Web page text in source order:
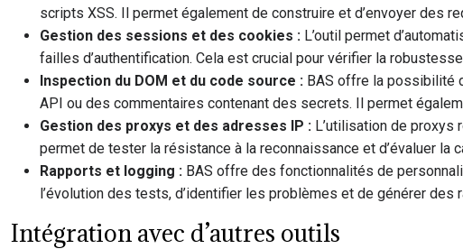
scripts XSS. Il permet également de construire et d’envoyer des
Gestion des sessions et des cookies : L’outil permet
failles d’authentification. Cela est crucial pour vérifier la
Inspection du DOM et du code source : BAS offre la possibilité
API ou des commentaires contenant des secrets. Il permet
Gestion des proxys et des adresses IP : L’utilisation de proxys
permet de tester la résistance à la reconnaissance et d’évaluer
Rapports et logging : BAS offre des fonctionnalités de
l’évolution des tests, d’identifier les problèmes et de générer
Intégration avec d’autres outils